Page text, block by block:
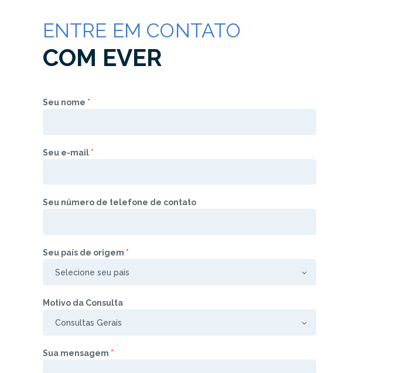
ENTRE EM CONTATO
COM EVER
Seu nome *
Seu e-mail *
Seu número de telefone de contato
Seu país de origem *
Motivo da Consulta
Sua mensagem *